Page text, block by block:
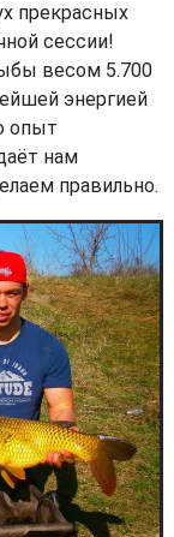
прекрасных
сессии!
весом 5.700
энергией
опыт
нам
правильно.